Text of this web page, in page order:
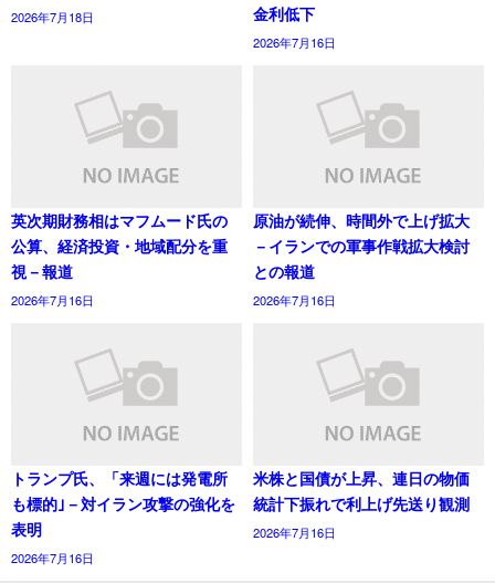
2026年7月18日
金利低下
2026年7月16日
英次期財務相はマフムード氏の
公算、経済投資・地域配分を重
視－報道
2026年7月16日
原油が続伸、時間外で上げ拡大
－イランでの軍事作戦拡大検討
との報道
2026年7月16日
トランプ氏、「来週には発電所
も標的｣－対イラン攻撃の強化を
表明
2026年7月16日
米株と国債が上昇、連日の物価
統計下振れで利上げ先送り観測
2026年7月16日